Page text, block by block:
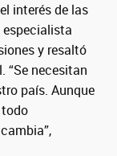
interés de las
especialista
y resaltó
“Se necesitan
país. Aunque